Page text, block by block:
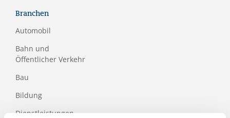
Branchen
Automobil
Bahn und
Öffentlicher Verkehr
Bau
Bildung
Dienstleistungen